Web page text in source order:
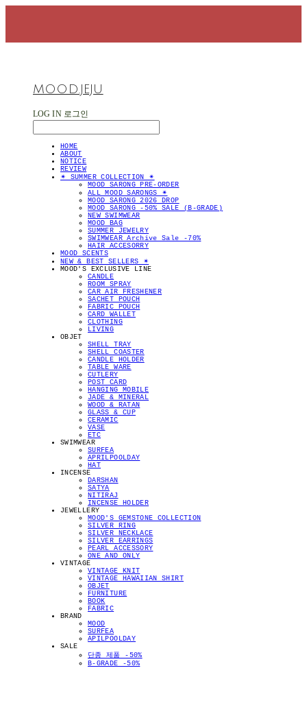
MOOD.JEJU
LOG IN 로그인
HOME
ABOUT
NOTICE
REVIEW
✴︎ SUMMER COLLECTION ✴︎
MOOD SARONG PRE-ORDER
ALL MOOD SARONGS ✴︎
MOOD SARONG 2026 DROP
MOOD SARONG -50% SALE (B-GRADE)
NEW SWIMWEAR
MOOD BAG
SUMMER JEWELRY
SWIMWEAR Archive Sale -70%
HAIR ACCESORRY
MOOD SCENTS
NEW & BEST SELLERS ✴︎
MOOD'S EXCLUSIVE LINE
CANDLE
ROOM SPRAY
CAR AIR FRESHENER
SACHET POUCH
FABRIC POUCH
CARD WALLET
CLOTHING
LIVING
OBJET
SHELL TRAY
SHELL COASTER
CANDLE HOLDER
TABLE WARE
CUTLERY
POST CARD
HANGING MOBILE
JADE & MINERAL
WOOD & RATAN
GLASS & CUP
CERAMIC
VASE
ETC
SWIMWEAR
SURFEA
APRILPOOLDAY
HAT
INCENSE
DARSHAN
SATYA
NITIRAJ
INCENSE HOLDER
JEWELLERY
MOOD'S GEMSTONE COLLECTION
SILVER RING
SILVER NECKLACE
SILVER EARRINGS
PEARL ACCESSORY
ONE AND ONLY
VINTAGE
VINTAGE KNIT
VINTAGE HAWAIIAN SHIRT
OBJET
FURNITURE
BOOK
FABRIC
BRAND
MOOD
SURFEA
APILPOOLDAY
SALE
단종 제품 -50%
B-GRADE -50%